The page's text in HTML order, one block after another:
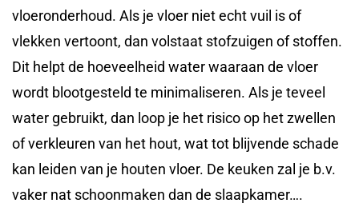
vloeronderhoud. Als je vloer niet echt vuil is of
vlekken vertoont, dan volstaat stofzuigen of stoffen.
Dit helpt de hoeveelheid water waaraan de vloer
wordt blootgesteld te minimaliseren. Als je teveel
water gebruikt, dan loop je het risico op het zwellen
of verkleuren van het hout, wat tot blijvende schade
kan leiden van je houten vloer. De keuken zal je b.v.
vaker nat schoonmaken dan de slaapkamer….